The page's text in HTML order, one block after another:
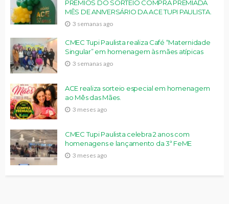
PRÊMIOS DO SORTEIO COMPRA PREMIADA
MÊS DE ANIVERSÁRIO DA ACE TUPI PAULISTA.
3 semanas ago
CMEC Tupi Paulista realiza Café “Maternidade
Singular” em homenagem às mães atípicas
3 semanas ago
ACE realiza sorteio especial em homenagem
ao Mês das Mães.
3 meses ago
CMEC Tupi Paulista celebra 2 anos com
homenagens e lançamento da 3ª FeME
3 meses ago